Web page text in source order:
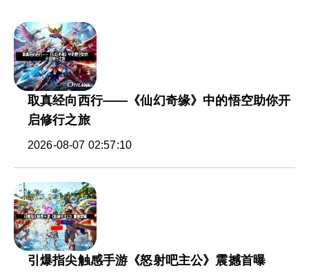
取真经向西行——《仙幻奇缘》中的悟空助你开
启修行之旅
2026-08-07 02:57:10
引爆指尖触感手游《怒射吧主公》震撼首曝